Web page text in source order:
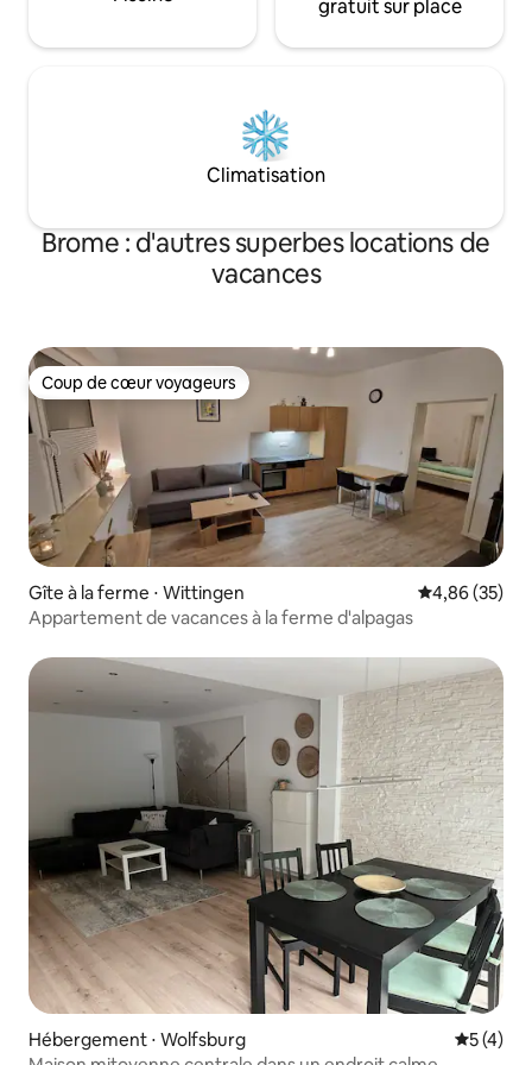
gratuit sur place
Climatisation
Brome : d'autres superbes locations de
vacances
Coup de cœur voyageurs
Coup de cœur voyageurs
Gîte à la ferme ⋅ Wittingen Évaluation
4,86 (35)
Appartement de vacances à la ferme d'alpagas
Hébergement ⋅ Wolfsburg
5 (4)